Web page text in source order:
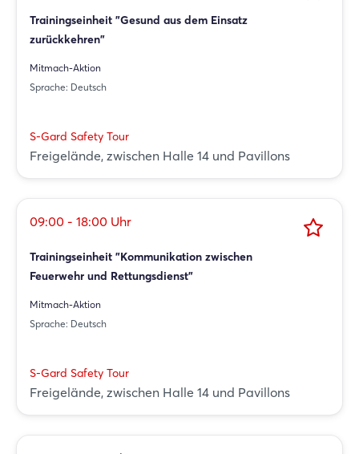
Trainingseinheit "Gesund aus dem Einsatz
zurückkehren"
Mitmach-Aktion
Sprache: Deutsch
S-Gard Safety Tour
Freigelände, zwischen Halle 14 und Pavillons
09:00 - 18:00 Uhr
Trainingseinheit "Kommunikation zwischen
Feuerwehr und Rettungsdienst"
Mitmach-Aktion
Sprache: Deutsch
S-Gard Safety Tour
Freigelände, zwischen Halle 14 und Pavillons